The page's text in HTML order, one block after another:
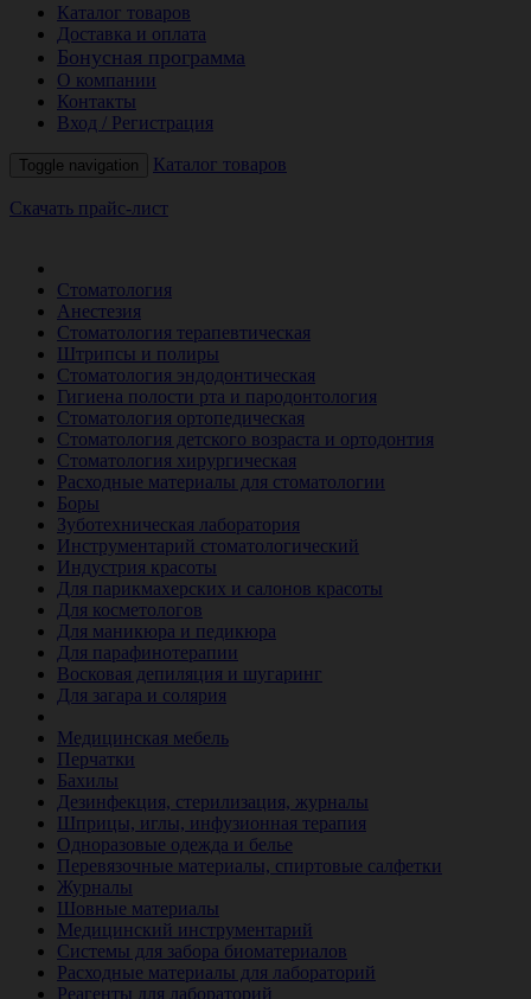
Каталог товаров
Доставка и оплата
Бонусная программа
О компании
Контакты
Вход / Регистрация
Toggle navigation Каталог товаров
Скачать прайс-лист
Стоматология
Анестезия
Стоматология терапевтическая
Штрипсы и полиры
Стоматология эндодонтическая
Гигиена полости рта и пародонтология
Стоматология ортопедическая
Стоматология детского возраста и ортодонтия
Стоматология хирургическая
Расходные материалы для стоматологии
Боры
Зуботехническая лаборатория
Инструментарий стоматологический
Индустрия красоты
Для парикмахерских и салонов красоты
Для косметологов
Для маникюра и педикюра
Для парафинотерапии
Восковая депиляция и шугаринг
Для загара и солярия
Медицинская мебель
Перчатки
Бахилы
Дезинфекция, стерилизация, журналы
Шприцы, иглы, инфузионная терапия
Одноразовые одежда и белье
Перевязочные материалы, спиртовые салфетки
Журналы
Шовные материалы
Медицинский инструментарий
Системы для забора биоматериалов
Расходные материалы для лабораторий
Реагенты для лабораторий